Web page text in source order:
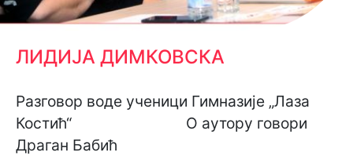
ЛИДИЈА ДИМКОВСКА
Разговор воде ученици Гимназије „Лаза
Костић“ О аутору говори
Драган Бабић